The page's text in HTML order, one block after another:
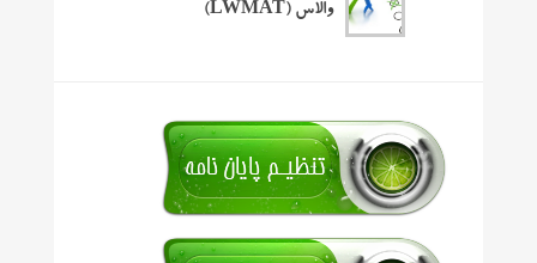
والاس (LWMAT)